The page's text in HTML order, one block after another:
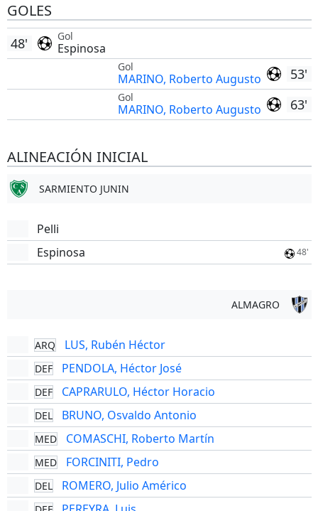
GOLES
Gol
Espinosa
48'
53'
Gol
MARINO, Roberto Augusto
63'
Gol
MARINO, Roberto Augusto
ALINEACIÓN INICIAL
SARMIENTO JUNIN
Pelli
Espinosa
48'
ALMAGRO
ARQ LUS, Rubén Héctor
DEF PENDOLA, Héctor José
DEF CAPRARULO, Héctor Horacio
DEL BRUNO, Osvaldo Antonio
MED COMASCHI, Roberto Martín
MED FORCINITI, Pedro
DEL ROMERO, Julio Américo